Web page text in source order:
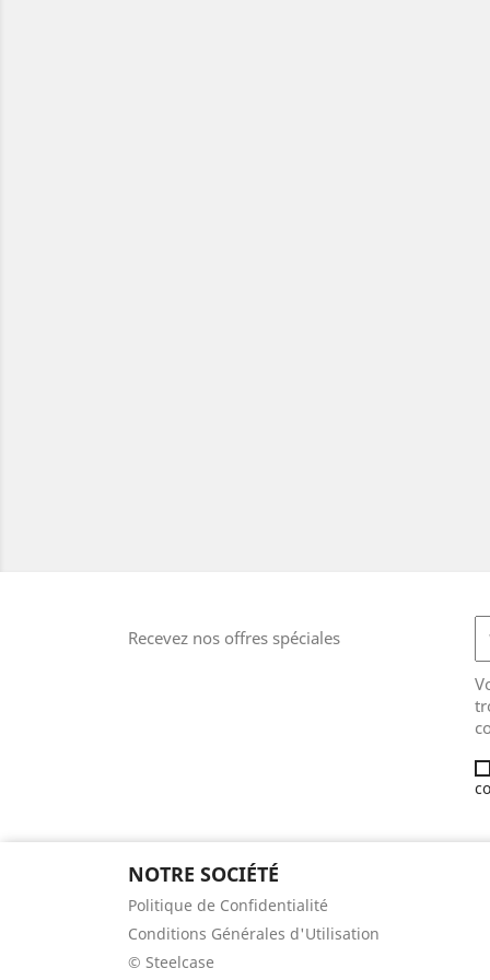
Recevez nos offres spéciales
NOTRE SOCIÉTÉ
Politique de Confidentialité
Conditions Générales d'Utilisation
© Steelcase